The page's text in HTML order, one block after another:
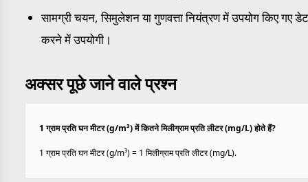
सामग्री चयन, सिमुलेशन या गुणवत्ता नियंत्रण में उपयोग किए गए
करने में उपयोगी।
अक्सर पूछे जाने वाले प्रश्न
1 ग्राम प्रति घन मीटर (g/m³) में कितने मिलीग्राम प्रति लीटर (mg/L) होते हैं?
1 ग्राम प्रति घन मीटर (g/m³) = 1 मिलीग्राम प्रति लीटर (mg/L).